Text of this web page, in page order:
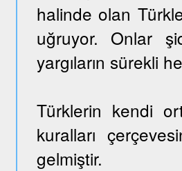
halinde olan
uğruyor. Onlar
yargıların sürekli
Türklerin kendi
kuralları
gelmiştir.